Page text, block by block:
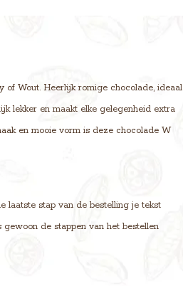
of Wout. Heerlijk romige chocolade, ideaal
lekker en maakt elke gelegenheid extra
en mooie vorm is deze chocolade W
laatste stap van de bestelling je tekst
de stappen van het bestellen